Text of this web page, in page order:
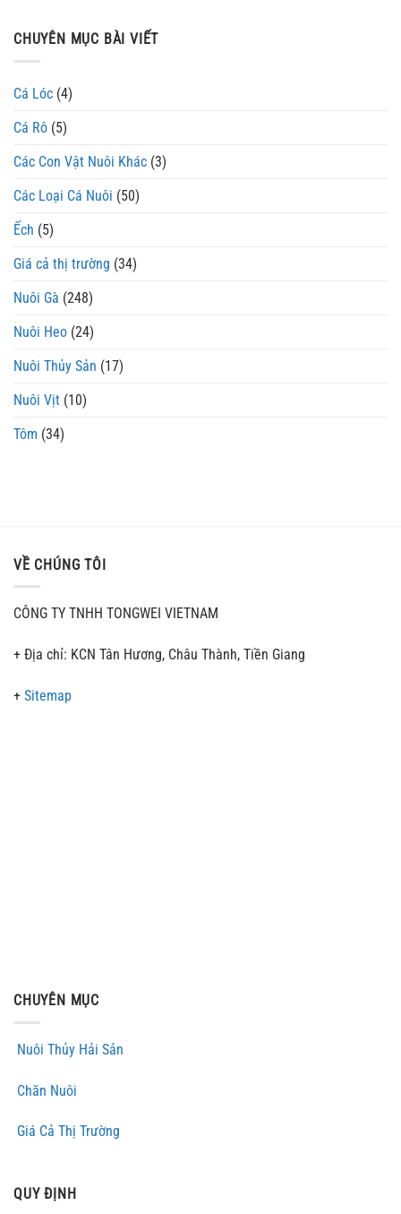
CHUYÊN MỤC BÀI VIẾT
Cá Lóc (4)
Cá Rô (5)
Các Con Vật Nuôi Khác (3)
Các Loại Cá Nuôi (50)
Ếch (5)
Giá cả thị trường (34)
Nuôi Gà (248)
Nuôi Heo (24)
Nuôi Thủy Sản (17)
Nuôi Vịt (10)
Tôm (34)
VỀ CHÚNG TÔI
CÔNG TY TNHH TONGWEI VIETNAM
+ Địa chỉ: KCN Tân Hương, Châu Thành, Tiền Giang
+ Sitemap
CHUYÊN MỤC
Nuôi Thủy Hải Sản
Chăn Nuôi
Giá Cả Thị Trường
QUY ĐỊNH